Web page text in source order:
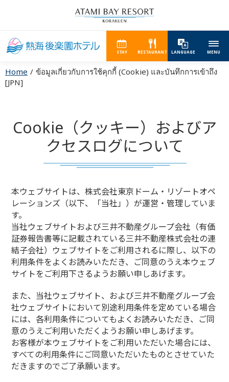
STAY RESTAURANT LANGUAGE MENU
Home
ข้อมูลเกี่ยวกับการใช้คุกกี้ (Cookie) และบันทึกการเข้าถึง
[JPN]
Cookie（クッキー）およびア
クセスログについて
本ウェブサイトは、株式会社東京ドーム・リゾートオペ
レーションズ（以下、「当社」）が運営・管理していま
す。
当社ウェブサイトおよび三井不動産グループ会社（有価
証券報告書等に記載されている三井不動産株式会社の連
結子会社）ウェブサイトをご利用されるに際し、以下の
利用条件をよくお読みいただき、ご同意のうえ本ウェブ
サイトをご利用下さるようお願い申しあげます。
また、当社ウェブサイト、および三井不動産グループ会
社ウェブサイトにおいて別途利用条件を定めている場合
には、各利用条件についてもよくお読みいただき、ご同
意のうえご利用いただくようお願い申しあげます。
お客様が本ウェブサイトをご利用いただいた場合には、
すべての利用条件にご同意いただいたものとさせていた
だきますのでご了承願います。